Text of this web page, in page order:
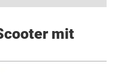
mit